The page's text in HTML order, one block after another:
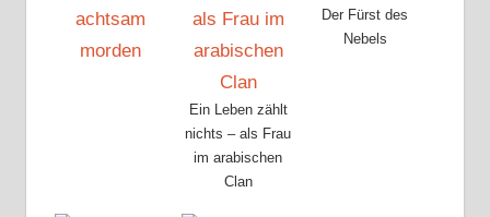
Ein Leben zählt
nichts – als Frau
im arabischen
Clan
Der Fürst des
Nebels